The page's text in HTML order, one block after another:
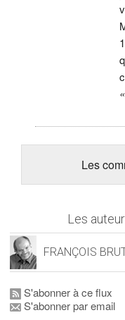
Les
Les
FRANÇOIS
S'abonner à ce flux
S'abonner par email